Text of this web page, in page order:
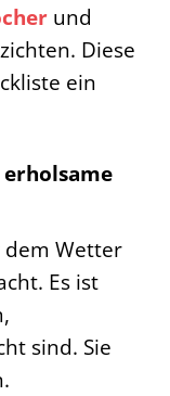
und
Diese
ein
dem Wetter
Es ist
sind. Sie